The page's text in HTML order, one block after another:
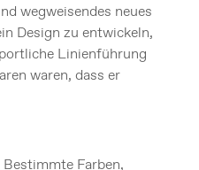
wegweisendes neues
Design zu entwickeln,
Linienführung
waren, dass er
Farben,